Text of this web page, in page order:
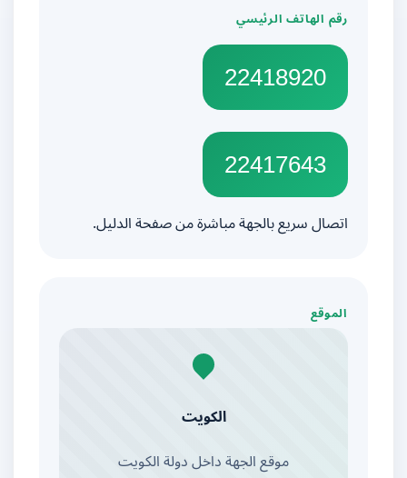
رقم الهاتف الرئيسي
22418920
22417643
اتصال سريع بالجهة مباشرة من صفحة الدليل.
الموقع
الكويت
موقع الجهة داخل دولة الكويت